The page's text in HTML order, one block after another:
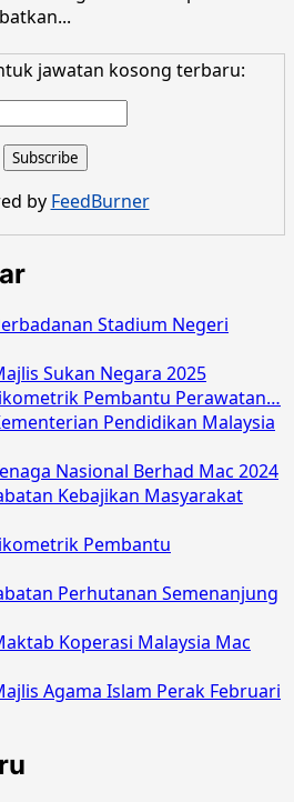
jawatan kosong terbaru:
by FeedBurner
Stadium Negeri
Sukan Negara 2025
Pembantu Perawatan…
Pendidikan Malaysia
Nasional Berhad Mac 2024
Kebajikan Masyarakat
Pembantu
Perhutanan Semenanjung
Koperasi Malaysia Mac
Agama Islam Perak Februari